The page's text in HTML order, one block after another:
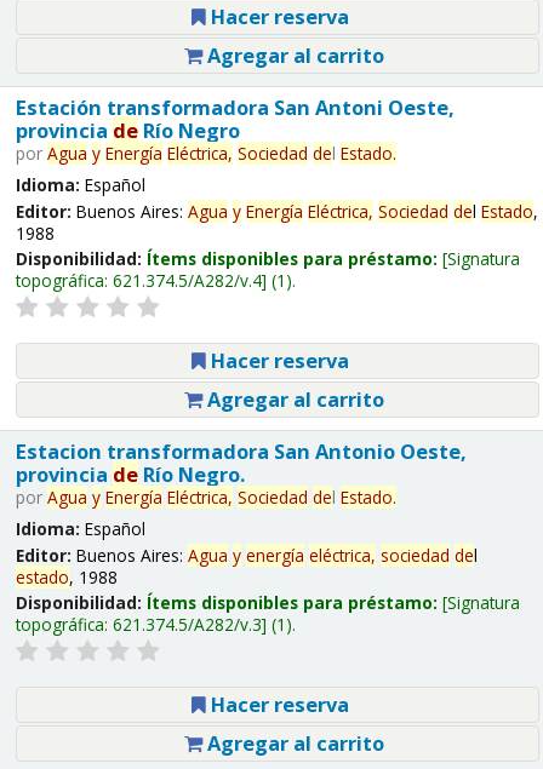
Hacer reserva
Agregar al carrito
Estación transformadora San Antoni Oeste,
provincia deRío Negro
por Agua y Energía Eléctrica, Sociedad del Estado.
Idioma: Español
Editor: Buenos Aires: Agua y Energía Eléctrica, Sociedad del Estado,
1988
Disponibilidad: Ítems disponibles para préstamo: Signatura
topográfica: 621.374.5/A282/v.4 (1).
Hacer reserva
Agregar al carrito
Estacion transformadora San Antonio Oeste,
provincia deRío Negro.
por Agua y Energía Eléctrica, Sociedad del Estado.
Idioma: Español
Editor: Buenos Aires: Agua y energía eléctrica, sociedad del
estado, 1988
Disponibilidad: Ítems disponibles para préstamo: Signatura
topográfica: 621.374.5/A282/v.3 (1).
Hacer reserva
Agregar al carrito